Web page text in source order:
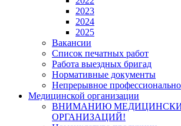
2023
2024
2025
Вакансии
Список печатных работ
Работа выездных бригад
Нормативные документы
Непрерывное
Медицинской организации
ВНИМАНИЮ
ОРГАНИЗАЦИЙ!